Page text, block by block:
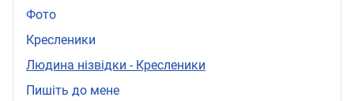
Фото
Кресленики
Людина нізвідки - Кресленики
Пишіть до мене